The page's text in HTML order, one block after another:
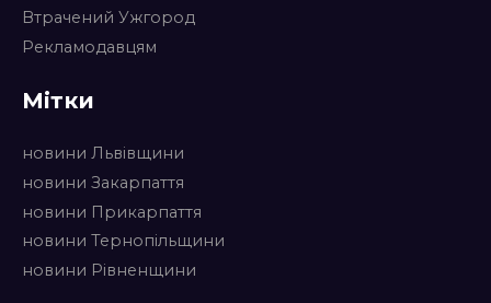
Втрачений Ужгород
Рекламодавцям
Мітки
новини Львівщини
новини Закарпаття
новини Прикарпаття
новини Тернопільщини
новини Рівненщини